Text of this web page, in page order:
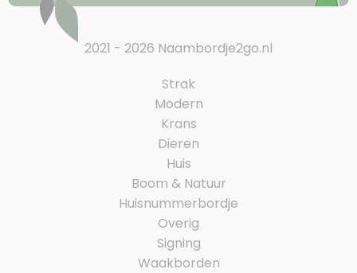
2021 - 2026 Naambordje2go.nl
Strak
Modern
Krans
Dieren
Huis
Boom & Natuur
Huisnummerbordje
Overig
Signing
Waakborden